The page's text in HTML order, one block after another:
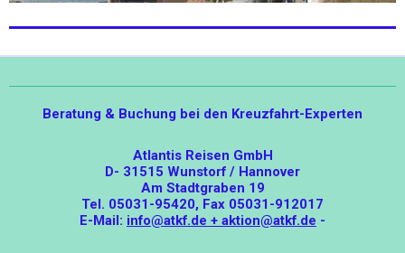
Beratung & Buchung bei den Kreuzfahrt-Experten
Atlantis Reisen GmbH
D- 31515 Wunstorf / Hannover
Am Stadtgraben 19
Tel. 05031-95420, Fax 05031-912017
E-Mail: info@atkf.de + aktion@atkf.de -